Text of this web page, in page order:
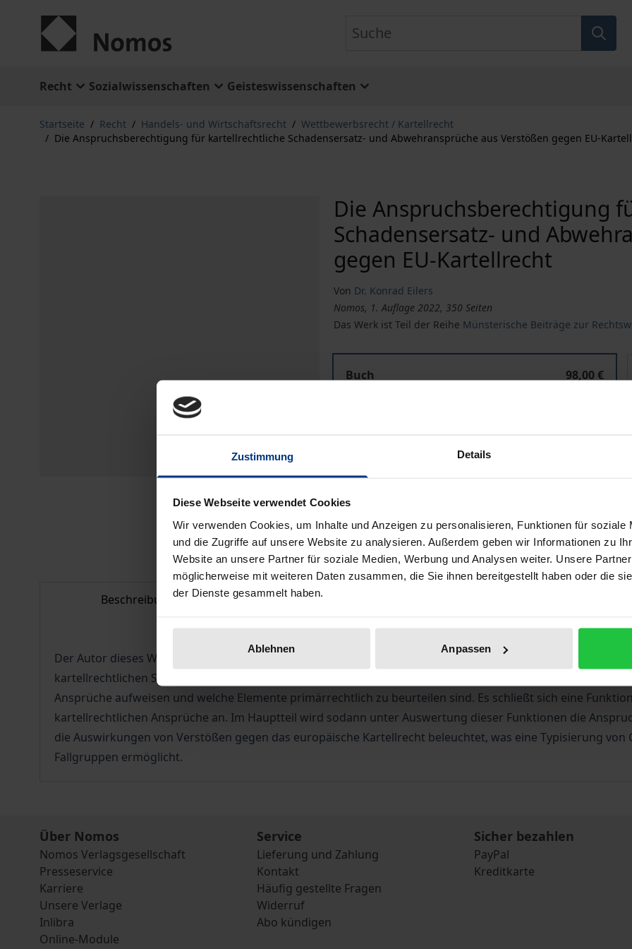
Zustimmung Details
Diese Webseite verwendet Cookies
Wir verwenden Cookies, um Inhalte und Anzeigen zu personalisieren, Funktionen für soziale
und die Zugriffe auf unsere Website zu analysieren. Außerdem geben wir Informationen zu
Website an unsere Partner für soziale Medien, Werbung und Analysen weiter. Unsere
möglicherweise mit weiteren Daten zusammen, die Sie ihnen bereitgestellt haben oder die
der Dienste gesammelt haben.
Ablehnen Anpassen
Recht Sozialwissenschaften Geisteswissenschaften
Startseite / Recht / Handels- und Wirtschaftsrecht / Wettbewerbsrecht / Kartellrecht
/ Die Anspruchsberechtigung für kartellrechtliche Schadensersatz- und Abwehransprüche aus Verstößen gegen EU-
Die Anspruchsberechtigung
Schadensersatz- und
gegen EU-Kartellrecht
Von Dr. Konrad Eilers
Nomos, 1. Auflage 2022, 350 Seiten
Das Werk ist Teil der Reihe Münsterische Beiträge zur
Buch
98,00 €
Preisangaben inkl. MwSt. Abhängig von der Lieferadresse
Hinweise zu Versandkosten
Beschreibung Bibliografische Angaben
Der Autor dieses Werkes untersucht die praktische Fragestellung, wer im Falle der Verletzung der Art. 101
kartellrechtlichen Schadensersatz- und Abwehransprüchen anspruchsberechtigt ist. Es wird zunächst
Ansprüche aufweisen und welche Elemente primärrechtlich zu beurteilen sind. Es schließt sich eine
kartellrechtlichen Ansprüche an. Im Hauptteil wird sodann unter Auswertung dieser Funktionen die
die Auswirkungen von Verstößen gegen das europäische Kartellrecht beleuchtet, was eine Typisierung
Fallgruppen ermöglicht.
Über Nomos
Nomos Verlagsgesellschaft
Presseservice
Karriere
Unsere Verlage
Inlibra
Online-Module
Service
Lieferung und Zahlung
Kontakt
Häufig gestellte Fragen
Widerruf
Abo kündigen
Sicher bezahlen
PayPal
Kreditkarte